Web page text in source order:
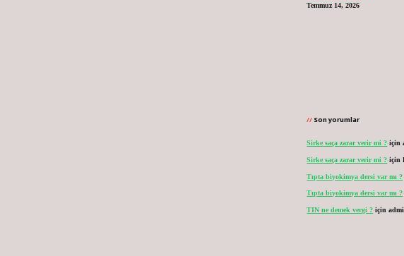
Temmuz 14, 2026
Son yorumlar
Sirke saça zarar verir mi ? için
Sirke saça zarar verir mi ? için
Tıpta biyokimya dersi var mı ?
Tıpta biyokimya dersi var mı ?
TIN ne demek vergi ? için